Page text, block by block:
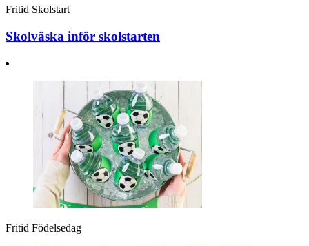
Fritid Skolstart
Skolväska inför skolstarten
Fritid Födelsedag